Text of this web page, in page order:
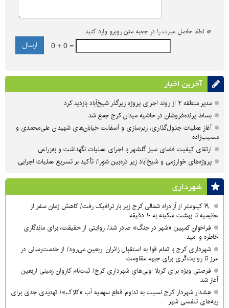
* لطفا حاصل عبارت را در جعبه متن روبرو وارد کنید
0 + 0 =
آخرین اخبار
مدیر منطقه ۲ از روند اجرای پروژه زیرگذر شیخ‌آباد بازدید کرد
بساط پرنده‌فروشان در حاشیه میدان کرج جمع شد
آغاز عملیات جدول‌گذاری، زیرسازی و آسفالت خیابان‌های شهیدان علی‌محمدی و
مسیب‌زاده
ارتقای کیفیت فضای سبز گلشهر با اجرای عملیات نگهداشت و به‌زراعی
پروژه‌های خوارزمی و شیخ‌آباد زیر ذره‌بین شورا/ تأکید بر تسریع عملیات اجرایی
شهرداری
۱۹ کیلومتر از آزادراه شمالی کرج زیر بار ترافیک رفت/ کاهش زمان سفر از
عظیمیه تا بهشت سکینه به ۱۰ دقیقه
فراخوان کمپین «شهر در جنگ» صادر شد/ روایتی از حقیقت، برای ماندگاری
خاطره و امید
شهرداری کرج با تمام قوا به استقبال زائران اربعین می‌رود/ از خدمت‌رسانی در
مرز تا روایت‌گری برای جبهه مقاومت
فرصتی ویژه برای کربلا اولی‌های شهرداری کرج/ ثبت‌نام کاروان زمینی اربعین
آغاز شد
هشدار شهردار کرج نسبت به تداوم قطع سهمیه آب «کلاک»/ تهدیدی جدی برای
ریه‌های تنفسی شهر